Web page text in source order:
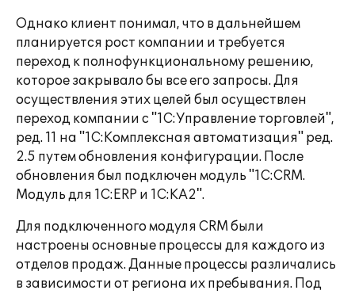
Однако клиент понимал, что в дальнейшем
планируется рост компании и требуется
переход к полнофункциональному решению,
которое закрывало бы все его запросы. Для
осуществления этих целей был осуществлен
переход компании с "1С:Управление торговлей",
ред. 11 на "1С:Комплексная автоматизация" ред.
2.5 путем обновления конфигурации. После
обновления был подключен модуль "1С:CRM.
Модуль для 1С:ERP и 1С:КА2".
Для подключенного модуля CRM были
настроены основные процессы для каждого из
отделов продаж. Данные процессы различались
в зависимости от региона их пребывания. Под